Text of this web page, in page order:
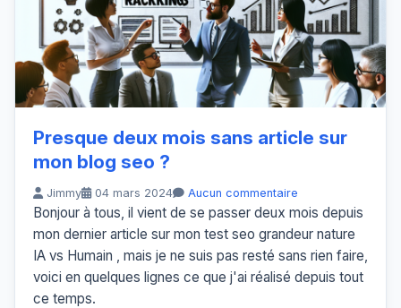
Presque deux mois sans article sur
mon blog seo ?
Jimmy 04 mars 2024 Aucun commentaire
Bonjour à tous, il vient de se passer deux mois depuis
mon dernier article sur mon test seo grandeur nature
IA vs Humain , mais je ne suis pas resté sans rien faire,
voici en quelques lignes ce que j'ai réalisé depuis tout
ce temps.